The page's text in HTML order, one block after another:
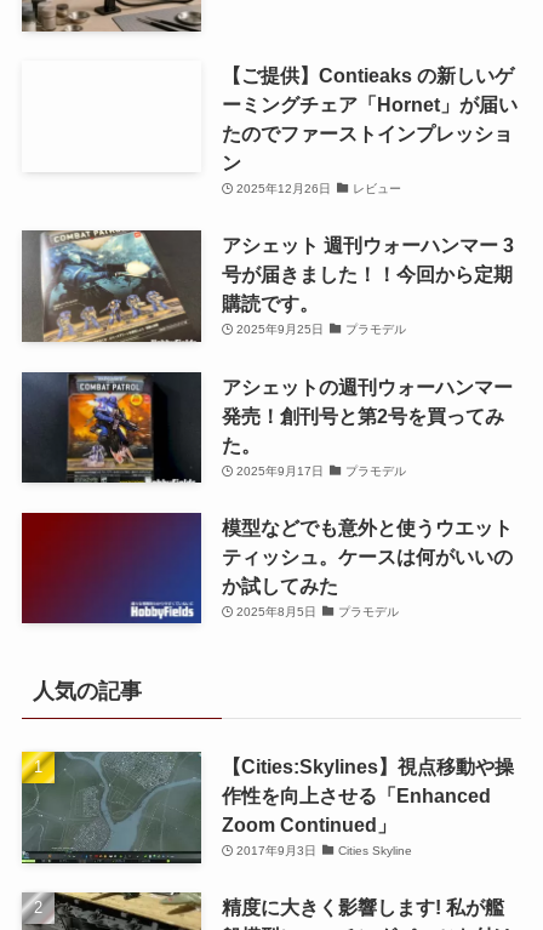
【ご提供】Contieaks の新しいゲ
ーミングチェア「Hornet」が届い
たのでファーストインプレッショ
ン
2025年12月26日 レビュー
アシェット 週刊ウォーハンマー 3
号が届きました！！今回から定期
購読です。
2025年9月25日 プラモデル
アシェットの週刊ウォーハンマー
発売！創刊号と第2号を買ってみ
た。
2025年9月17日 プラモデル
模型などでも意外と使うウエット
ティッシュ。ケースは何がいいの
か試してみた
2025年8月5日 プラモデル
人気の記事
【Cities:Skylines】視点移動や操
作性を向上させる「Enhanced
Zoom Continued」
2017年9月3日 Cities Skyline
精度に大きく影響します! 私が艦